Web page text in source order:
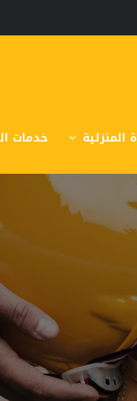
المنزلية خدمات